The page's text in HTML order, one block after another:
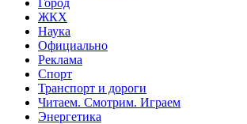
Город
ЖКХ
Наука
Официально
Реклама
Спорт
Транспорт и дороги
Читаем. Смотрим. Играем
Энергетика